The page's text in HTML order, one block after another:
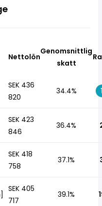
Nettolön
Genomsnittlig
skatt
SEK 436
820
34.4%
SEK 423
846
36.4%
SEK 418
758
37.1%
SEK 405
717
39.1%